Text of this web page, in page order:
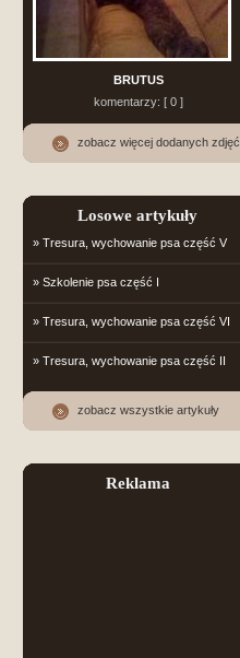
BRUTUS
komentarzy: [ 0 ]
zobacz więcej dodanych zdjęć
Losowe artykuły
» Tresura, wychowanie psa część V
» Szkolenie psa część I
» Tresura, wychowanie psa część VI
» Tresura, wychowanie psa część II
zobacz wszystkie artykuły
Reklama